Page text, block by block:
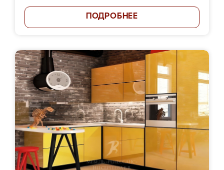
ПОДРОБНЕЕ